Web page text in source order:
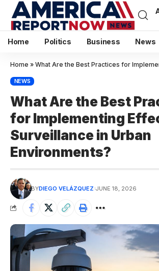
Home Politics Business News
Home » What Are the Best Practices for Implementing Effective
NEWS
What Are the Best
for Implementing
Surveillance in Urban
Environments?
BYDIEGO VELÁZQUEZ JUNE 18, 2026